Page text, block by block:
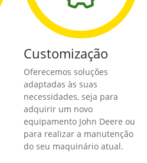
Customização
Oferecemos soluções
adaptadas às suas
necessidades, seja para
adquirir um novo
equipamento John Deere ou
para realizar a manutenção
do seu maquinário atual.